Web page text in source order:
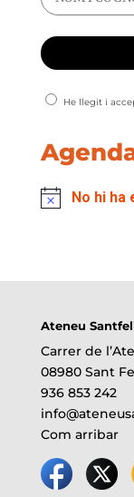
He llegit i
No hi ha
Ateneu
Carrer de
08980 Sant
936 853 242
Com arribar